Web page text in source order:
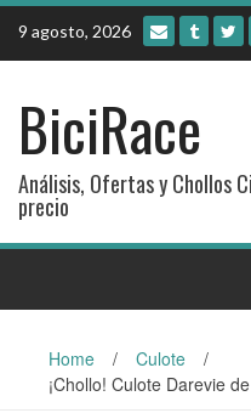
Skip
content
9 agosto, 2026
BiciRace
Análisis, Ofertas y Chollos
precio
Home / Culote
/
¡Chollo! Culote Darevie